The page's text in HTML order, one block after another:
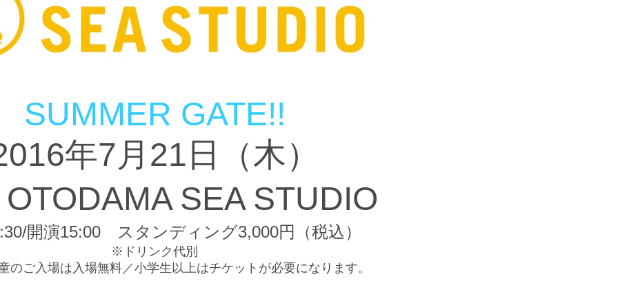
SUMMER GATE!!
年7月21日（木）
SEA STUDIO
開演15:00 スタンディング3,000円（税込）
※ドリンク代別
のご入場は入場無料／小学生以上はチケットが必要になります。